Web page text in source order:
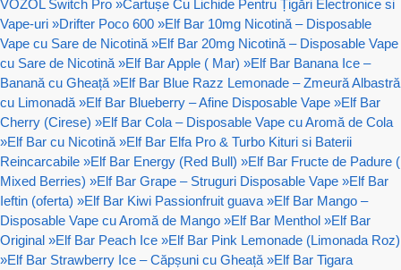
VOZOL Switch Pro »Cartușe Cu Lichide Pentru Țigări Electronice si
Vape-uri »Drifter Poco 600 »Elf Bar 10mg Nicotină – Disposable
Vape cu Sare de Nicotină »Elf Bar 20mg Nicotină – Disposable Vape
cu Sare de Nicotină »Elf Bar Apple ( Mar) »Elf Bar Banana Ice –
Banană cu Gheață »Elf Bar Blue Razz Lemonade – Zmeură Albastră
cu Limonadă »Elf Bar Blueberry – Afine Disposable Vape »Elf Bar
Cherry (Cirese) »Elf Bar Cola – Disposable Vape cu Aromă de Cola
»Elf Bar cu Nicotină »Elf Bar Elfa Pro & Turbo Kituri si Baterii
Reincarcabile »Elf Bar Energy (Red Bull) »Elf Bar Fructe de Padure (
Mixed Berries) »Elf Bar Grape – Struguri Disposable Vape »Elf Bar
Ieftin (oferta) »Elf Bar Kiwi Passionfruit guava »Elf Bar Mango –
Disposable Vape cu Aromă de Mango »Elf Bar Menthol »Elf Bar
Original »Elf Bar Peach Ice »Elf Bar Pink Lemonade (Limonada Roz)
»Elf Bar Strawberry Ice – Căpșuni cu Gheață »Elf Bar Tigara